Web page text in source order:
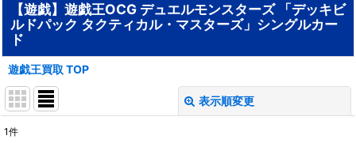
【遊戯】遊戯王OCG デュエルモンスターズ 「デッキビ
ルドパック タクティカル・マスターズ」シングルカー
ド
遊戯王買取 TOP
表示順変更
1件